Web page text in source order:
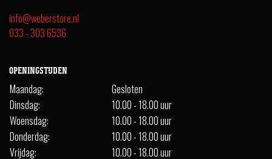
info@weberstore.nl
033 - 303 6536
OPENINGSTIJDEN
Maandag:
Gesloten
Dinsdag:
10.00 - 18.00 uur
Woensdag:
10.00 - 18.00 uur
Donderdag:
10.00 - 18.00 uur
Vrijdag:
10.00 - 18.00 uur